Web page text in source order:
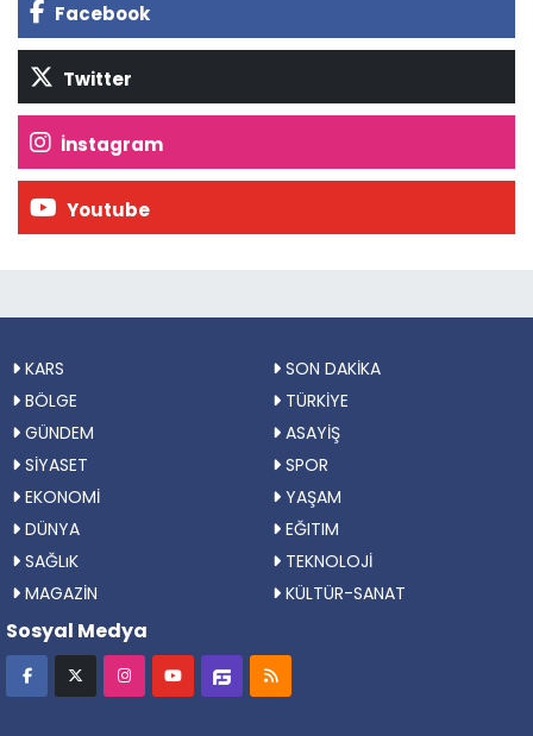
Facebook
Twitter
İnstagram
Youtube
KARS
SON DAKİKA
BÖLGE
TÜRKİYE
GÜNDEM
ASAYİŞ
SİYASET
SPOR
EKONOMİ
YAŞAM
DÜNYA
EĞITIM
SAĞLıK
TEKNOLOJİ
MAGAZİN
KÜLTÜR-SANAT
Sosyal Medya